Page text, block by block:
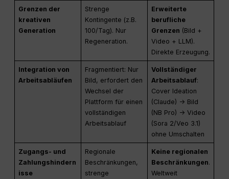
Grenzen der
kreativen
Generation
Strenge
Kontingente (z.B.
100/Tag). Nur
Regeneration.
Erweiterte
berufliche
Grenzen (Bild +
Video + LLM).
Direkte Erzeugung.
Integration von
Arbeitsabläufen
Fragmentiert: Nur
Bild, erfordert den
Wechsel der
Plattform für einen
vollständigen
Arbeitsablauf
Vollständiger
Arbeitsablauf:
Cover Ideation
(Claude) -> Bild
(NB Pro) -> Video
(Sora 2/Veo 3.1)
ohne Umschalten
Zugangs- und
Zahlungshindern
isse
Regionale
Beschränkungen,
strenge
Keine regionalen
Beschränkungen.
Weltweit